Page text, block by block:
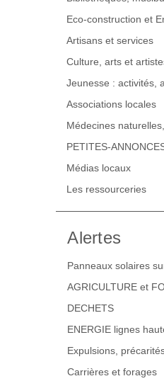
Eco-construction et
Artisans et services
Culture, arts et
Jeunesse : activités,
Associations locales
Médecines
PETITES-
Médias locaux
Les ressourceries
Alertes
Panneaux solaires
AGRICULTURE et
DECHETS
ENERGIE lignes
Expulsions,
Carrières et forages